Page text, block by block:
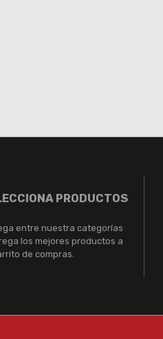
PRODUCTOS
entre nuestra categorías
los mejores productos a
de compras.